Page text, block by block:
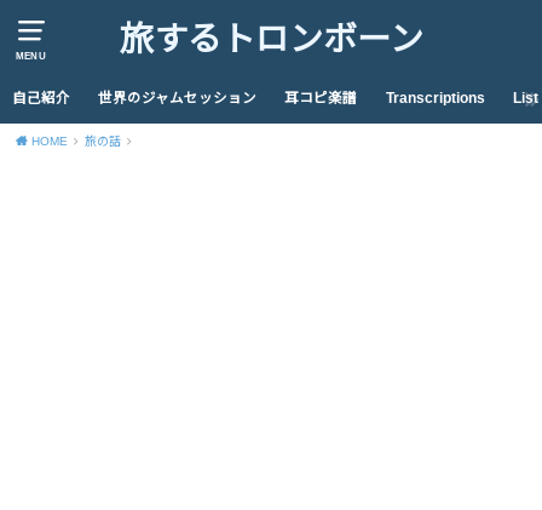
MENU 旅するトロンボーン
自己紹介 世界のジャムセッション 耳コピ楽譜 Transcriptions List
HOME 旅の話